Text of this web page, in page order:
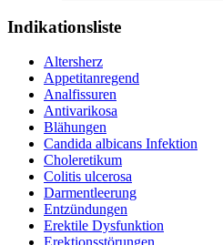
Indikationsliste
Altersherz
Appetitanregend
Analfissuren
Antivarikosa
Blähungen
Candida albicans Infektion
Choleretikum
Colitis ulcerosa
Darmentleerung
Entzündungen
Erektile Dysfunktion